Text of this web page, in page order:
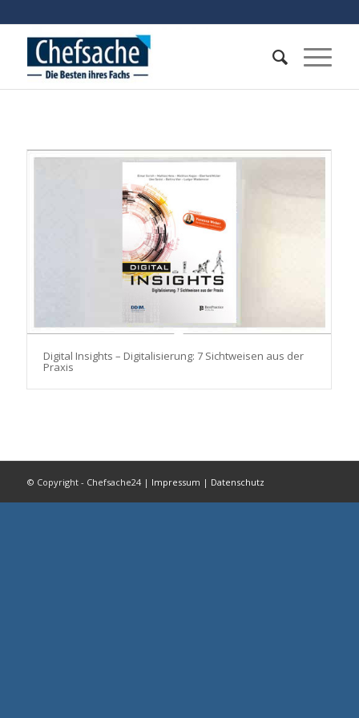
Digital Insights – Digitalisierung: 7 Sichtweisen aus der
Praxis
© Copyright - Chefsache24 | Impressum | Datenschutz